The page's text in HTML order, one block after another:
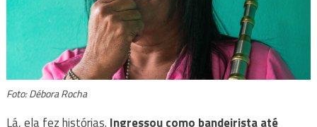
Foto: Débora Rocha
Lá, ela fez histórias. Ingressou como bandeirista até